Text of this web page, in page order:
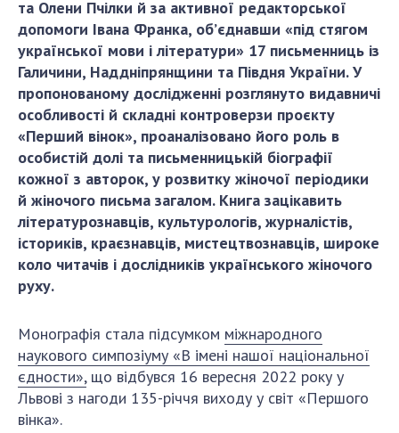
Оцінювання ефективності діяльності
наукових установ
Конкурси наукових досліджень НАН України
Відкрита наука в НАН України
Підготовка наукових кадрів
Робота з молоддю
МІЖНАРОДНЕ СПІВРОБІТНИЦТВО
Членство в міжнародних організаціях
Міжнародні угоди
Міжнародні програми та конкурси
Нормативні акти НАН України
Державний бюджет НАН України
Вибори до складу НАН України
та Олени Пчілки й за активної редакторської
допомоги Івана Франка, об’єднавши «під стягом
української мови і літератури» 17 письменниць із
Галичини, Наддніпрянщини та Півдня України. У
пропонованому дослідженні розглянуто видавничі
особливості й складні контроверзи проєкту
«Перший вінок», проаналізовано його роль в
особистій долі та письменницькій біографії
кожної з авторок, у розвитку жіночої періодики
й жіночого письма загалом. Книга зацікавить
літературознавців, культурологів, журналістів,
істориків, краєзнавців, мистецтвознавців, широке
коло читачів і дослідників українського жіночого
руху.
Монографія стала підсумком міжнародного
наукового симпозіуму «В імені нашої національної
єдности», що відбувся 16 вересня 2022 року у
Львові з нагоди 135-річчя виходу у світ «Першого
вінка».